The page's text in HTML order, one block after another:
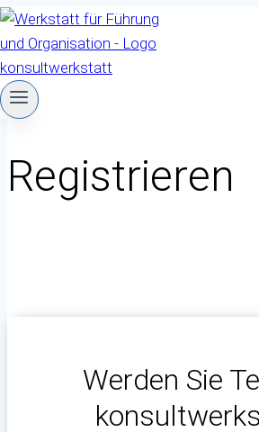
Zum
Inhalt
springen
Registrieren
Werden Sie